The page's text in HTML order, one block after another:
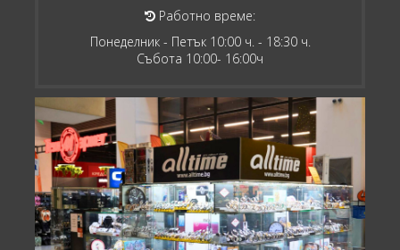
Работно време:
Понеделник - Петък 10:00 ч. - 18:30 ч.
Събота 10:00- 16:00ч